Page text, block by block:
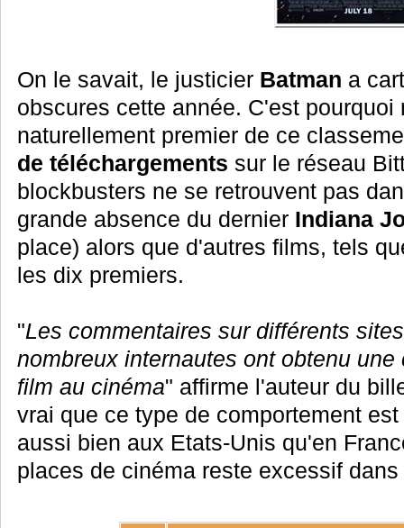
On le savait, le justicier Batman a
obscures cette année. C'est
naturellement premier de ce
de téléchargements sur le réseau
blockbusters ne se retrouvent pas
grande absence du dernier Indiana
place) alors que d'autres films, tels
les dix premiers.
"Les commentaires sur différents
nombreux internautes ont obtenu
film au cinéma" affirme l'auteur du
vrai que ce type de comportement
aussi bien aux Etats-Unis qu'en
places de cinéma reste excessif